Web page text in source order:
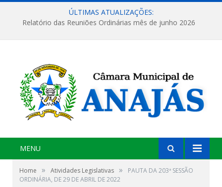
ÚLTIMAS ATUALIZAÇÕES:
Relatório das Reuniões Ordinárias mês de junho 2026
MENU
Home » Atividades Legislativas »
PAUTA DA 203ª SESSÃO
ORDINÁRIA, DE 29 DE ABRIL DE 2022